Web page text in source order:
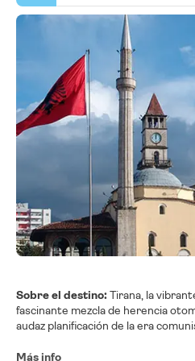
Sobre el destino:Tirana, la
fascinante mezcla de herencia
audaz planificación de la era
austera, se ha reinventado con
Más info